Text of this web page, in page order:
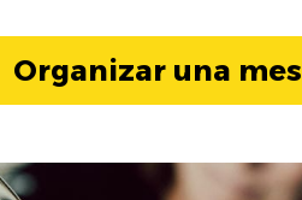
Organizar una